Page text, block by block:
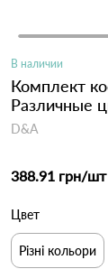
В наличии
Комплект
Различные
D&A
388.91 грн/шт
Цвет
Різні кольори